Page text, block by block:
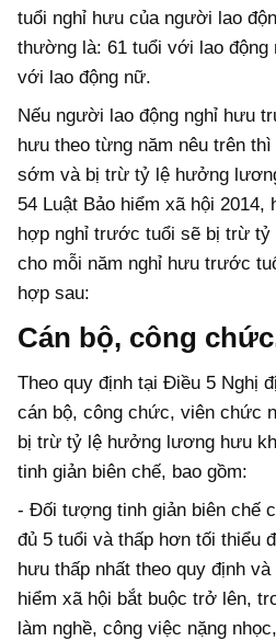
tuổi nghỉ hưu của người lao
thường là: 61 tuổi với lao động
với lao động nữ.
Nếu người lao động nghỉ hưu
hưu theo từng năm nêu trên
sớm và bị trừ tỷ lệ hưởng
54 Luật Bảo hiểm xã hội
hợp nghỉ trước tuổi sẽ bị trừ
cho mỗi năm nghỉ hưu trước
hợp sau:
Cán bộ, công
Theo quy định tại Điều 5 Nghị
cán bộ, công chức, viên chức
bị trừ tỷ lệ hưởng lương hưu
tinh giản biên chế, bao gồm:
- Đối tượng tinh giản biên chế
đủ 5 tuổi và thấp hơn tối thiểu
hưu thấp nhất theo quy định
hiểm xã hội bắt buộc trở lên,
làm nghề, công việc nặng